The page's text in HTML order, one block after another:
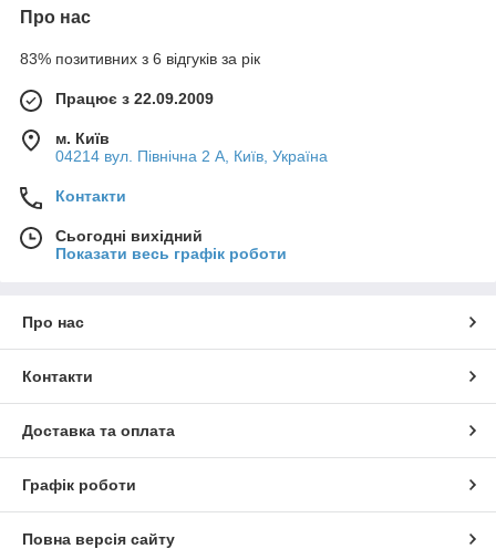
Про нас
83% позитивних з 6 відгуків за рік
Працює з 22.09.2009
м. Київ
04214 вул. Північна 2 А, Київ, Україна
Контакти
Сьогодні вихідний
Показати весь графік роботи
Про нас
Контакти
Доставка та оплата
Графік роботи
Повна версія сайту